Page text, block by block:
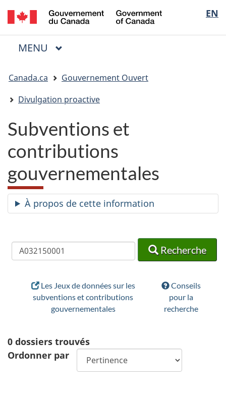
Passer
au
contenu
Passer
à
« Au
Passer
à
la
EN
of
Menu
MENU PRINCIPAL
êtes
ici
Canada.ca
Gouvernement Ouvert
Divulgation proactive
Subventions et
contributions
gouvernementales
À propos de cette information
Recherche
Recherche
Recherche
Les Jeux de données sur les
subventions et contributions
gouvernementales
Conseils
pour la
recherche
0 dossiers trouvés
Ordonner par